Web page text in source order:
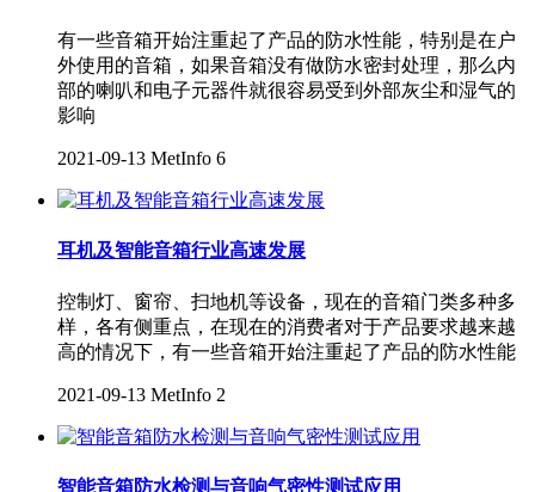
有一些音箱开始注重起了产品的防水性能，特别是在户
外使用的音箱，如果音箱没有做防水密封处理，那么内
部的喇叭和电子元器件就很容易受到外部灰尘和湿气的
影响
2021-09-13 MetInfo 6
耳机及智能音箱行业高速发展
控制灯、窗帘、扫地机等设备，现在的音箱门类多种多
样，各有侧重点，在现在的消费者对于产品要求越来越
高的情况下，有一些音箱开始注重起了产品的防水性能
2021-09-13 MetInfo 2
智能音箱防水检测与音响气密性测试应用